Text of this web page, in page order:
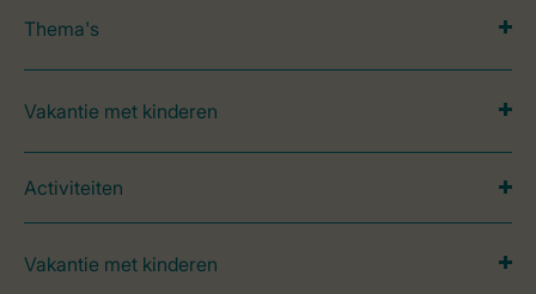
Thema's
Vakantie met kinderen
Activiteiten
Vakantie met kinderen